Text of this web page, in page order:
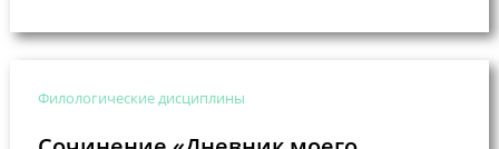
Филологические дисциплины